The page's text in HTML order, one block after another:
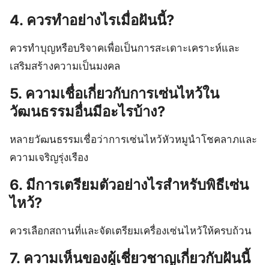
4. ควรทำอย่างไรเมื่อฝันนี้?
ควรทำบุญหรือบริจาคเพื่อเป็นการสะเดาะเคราะห์และ
เสริมสร้างความเป็นมงคล
5. ความเชื่อเกี่ยวกับการเซ่นไหว้ใน
วัฒนธรรมอื่นมีอะไรบ้าง?
หลายวัฒนธรรมเชื่อว่าการเซ่นไหว้หัวหมูนำโชคลาภและ
ความเจริญรุ่งเรือง
6. มีการเตรียมตัวอย่างไรสำหรับพิธีเซ่น
ไหว้?
ควรเลือกสถานที่และจัดเตรียมเครื่องเซ่นไหว้ให้ครบถ้วน
7. ความเห็นของผู้เชี่ยวชาญเกี่ยวกับฝันนี้